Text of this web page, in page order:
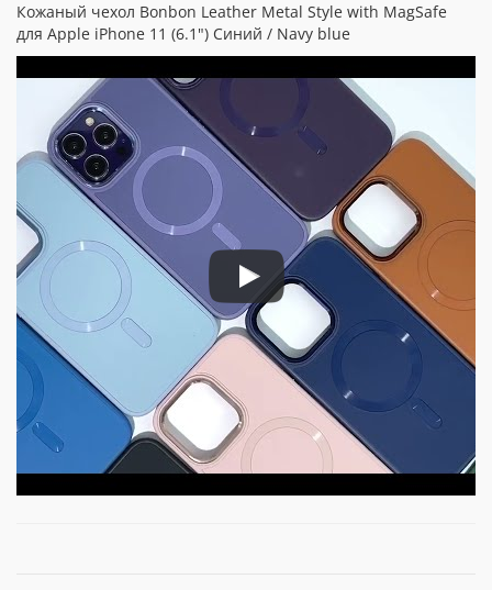
Кожаный чехол Bonbon Leather Metal Style with MagSafe
для Apple iPhone 11 (6.1") Синий / Navy blue